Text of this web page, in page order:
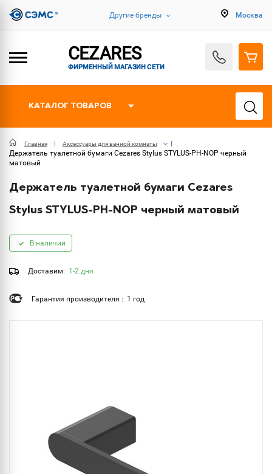
Другие бренды Москва
CEZARES
ФИРМЕННЫЙ МАГАЗИН СЕТИ
КАТАЛОГ ТОВАРОВ
Главная Аксессуары для ванной комнаты
Держатель туалетной бумаги Cezares Stylus STYLUS-PH-NOP черный
матовый
Держатель туалетной бумаги Cezares
Stylus STYLUS-PH-NOP черный матовый
В наличии
Доставим: 1-2 дня
Гарантия производителя : 1 год